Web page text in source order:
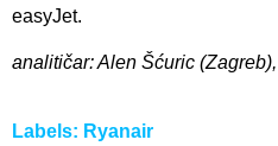
easyJet.
analitičar: Alen Šćuric
Labels: Ryanair